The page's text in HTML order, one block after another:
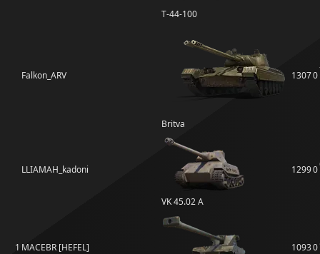
Т-44-100
Falkon_ARV
Britva
13070
LLIAMAH_kadoni
VK 45.02 A
12990
1 MACEBR [HEFEL] 10930